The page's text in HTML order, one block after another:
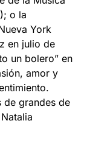
o la
York
en julio de
un bolero” en
amor y
de grandes de